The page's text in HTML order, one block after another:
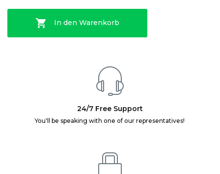
 In den Warenkorb
24/7 Free Support
You'll be speaking with one of our representatives!